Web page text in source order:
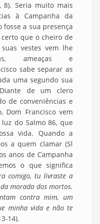
8). Seria muito mais
à Campanha da
fosse a sua presença
que o cheiro de
vestes vem lhe
ameaças e
sabe separar as
uma segundo sua
de um clero
de conveniências e
Dom Francisco vem
do Salmo 86, que
vida. Quando a
a quem clamar (Sl
anos de Campanha
o que significa
comigo, tu livraste a
morada dos mortos.
contra mim, um
minha vida e não te
14).